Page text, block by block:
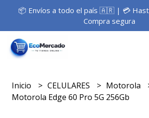
📦 Envíos a todo el país 🇦🇷 | 💳
Compra segura
Inicio CELULARES
Motorola
Motorola Edge 60 Pro 5G 256Gb